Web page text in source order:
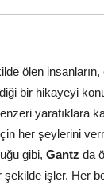
ölen
bir hikayeyi
yaratıklara
her şeylerini
gibi, Gantz da
şekilde işler. Her